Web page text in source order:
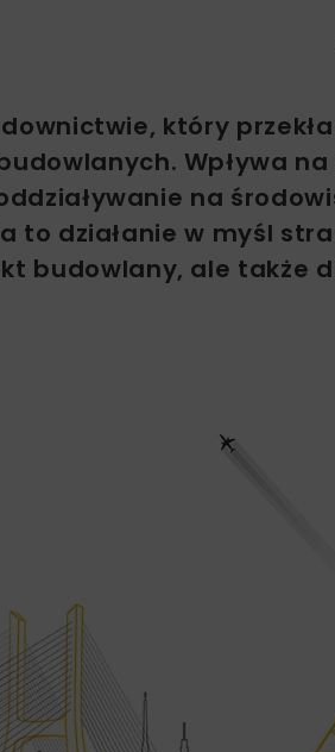
który
Wpływa
na
to działanie w myśl
budowlany, ale także